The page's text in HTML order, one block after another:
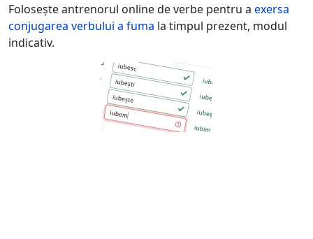
Folosește antrenorul online de verbe pentru a exersa
conjugarea verbului a fuma la timpul prezent, modul
indicativ.